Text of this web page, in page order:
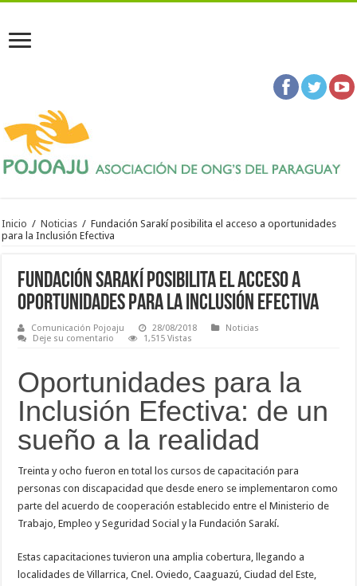
Inicio / Noticias / Fundación Sarakí posibilita el acceso a oportunidades
para la Inclusión Efectiva
Fundación Sarakí posibilita el acceso a
oportunidades para la Inclusión Efectiva
Comunicación Pojoaju 28/08/2018
Noticias
Deje su comentario
1,515 Vistas
Oportunidades para la
Inclusión Efectiva: de un
sueño a la realidad
Treinta y ocho fueron en total los cursos de capacitación para
personas con discapacidad que desde enero se implementaron como
parte del acuerdo de cooperación establecido entre el Ministerio de
Trabajo, Empleo y Seguridad Social y la Fundación Sarakí.
Estas capacitaciones tuvieron una amplia cobertura, llegando a
localidades de Villarrica, Cnel. Oviedo, Caaguazú, Ciudad del Este,